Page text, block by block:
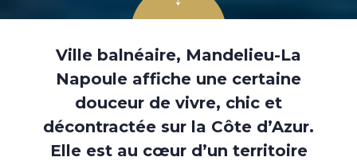
Faites
Ville balnéaire, Mandelieu-La
Napoule affiche une certaine
douceur de vivre, chic et
décontractée sur la Côte d’Azur.
Elle est au cœur d’un territoire